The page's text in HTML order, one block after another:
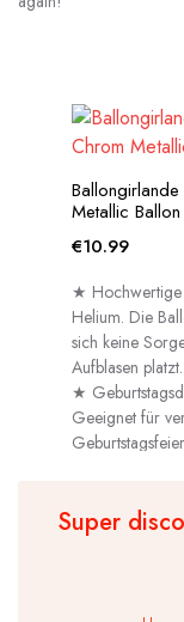
Metallic
€10.99
★ Hochwertige
Helium. Die
sich keine
Aufblasen platzt.
★
Geeignet für
Super